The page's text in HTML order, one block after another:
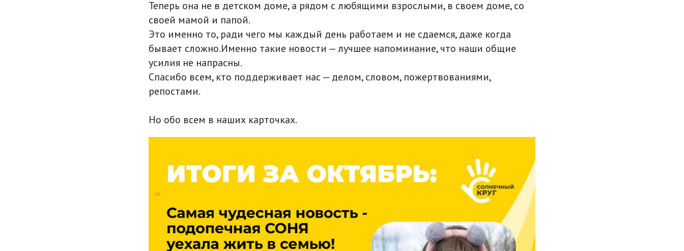
Теперь она не в детском доме, а рядом с любящими взрослыми, в своем доме, со
своей мамой и папой.
Это именно то, ради чего мы каждый день работаем и не сдаемся, даже когда
бывает сложно.Именно такие новости — лучшее напоминание, что наши общие
усилия не напрасны.
Спасибо всем, кто поддерживает нас — делом, словом, пожертвованиями,
репостами.
Но обо всем в наших карточках.